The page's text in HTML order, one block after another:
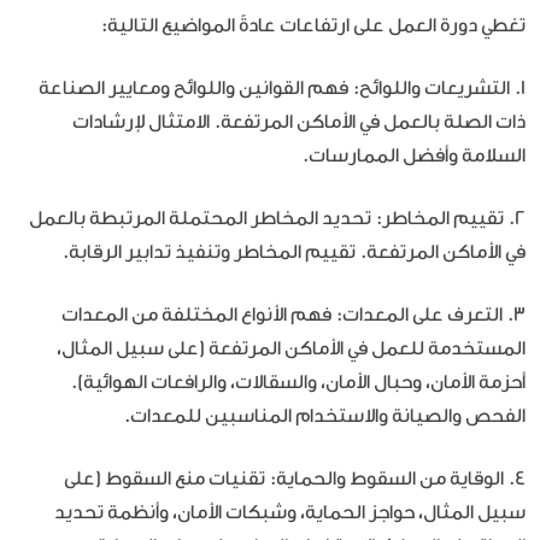
تغطي دورة العمل على ارتفاعات عادةً المواضيع التالية:
1. التشريعات واللوائح: فهم القوانين واللوائح ومعايير الصناعة
ذات الصلة بالعمل في الأماكن المرتفعة. الامتثال لإرشادات
السلامة وأفضل الممارسات.
2. تقييم المخاطر: تحديد المخاطر المحتملة المرتبطة بالعمل
في الأماكن المرتفعة. تقييم المخاطر وتنفيذ تدابير الرقابة.
3. التعرف على المعدات: فهم الأنواع المختلفة من المعدات
المستخدمة للعمل في الأماكن المرتفعة (على سبيل المثال،
أحزمة الأمان، وحبال الأمان، والسقالات، والرافعات الهوائية).
الفحص والصيانة والاستخدام المناسبين للمعدات.
4. الوقاية من السقوط والحماية: تقنيات منع السقوط (على
سبيل المثال، حواجز الحماية، وشبكات الأمان، وأنظمة تحديد